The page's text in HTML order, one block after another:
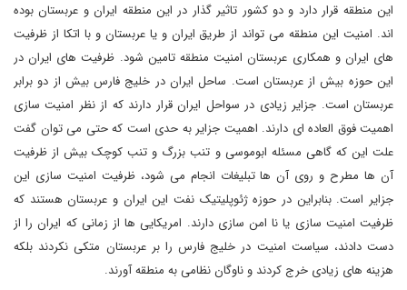
این منطقه قرار دارد و دو کشور تاثیر گذار در این منطقه ایران و عربستان بوده
اند. امنیت این منطقه می تواند از طریق ایران و یا عربستان و با اتکا از ظرفیت
های ایران و همکاری عربستان امنیت منطقه تامین شود. ظرفیت های ایران در
این حوزه بیش از عربستان است. ساحل ایران در خلیج فارس بیش از دو برابر
عربستان است. جزایر زیادی در سواحل ایران قرار دارند که از نظر امنیت سازی
اهمیت فوق العاده ای دارند. اهمیت جزایر به حدی است که حتی می توان گفت
علت این که گاهی مسئله ابوموسی و تنب بزرگ و تنب کوچک بیش از ظرفیت
آن ها مطرح و روی آن ها تبلیغات انجام می شود، ظرفیت امنیت سازی این
جزایر است. بنابراین در حوزه ژئوپلیتیک نفت این ایران و عربستان هستند که
ظرفیت امنیت سازی یا نا امن سازی دارند. امریکایی ها از زمانی که ایران را از
دست دادند، سیاست امنیت در خلیج فارس را بر عربستان متکی نکردند بلکه
هزینه های زیادی خرج کردند و ناوگان نظامی به منطقه آورند.